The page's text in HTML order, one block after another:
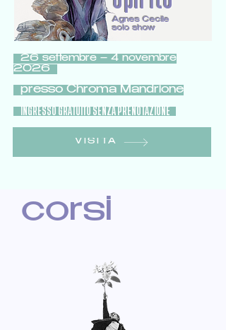
Agnes Cecile
solo show
26 settembre – 4 novembre
2026
presso Chroma Mandrione
INGRESSO GRATUITO SENZA PRENOTAZIONE
VISITA
corsi